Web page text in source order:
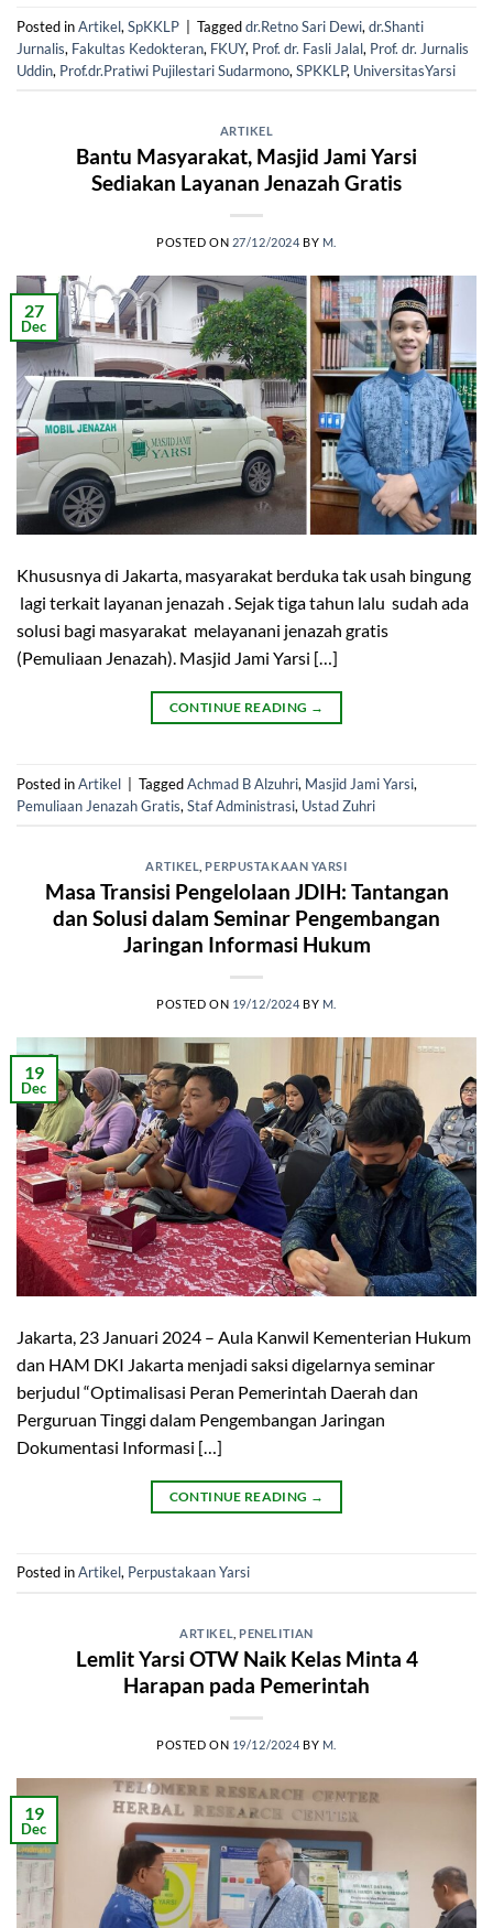
Posted inArtikel, SpKKLP Taggeddr.Retno Sari Dewi, dr.Shanti
Jurnalis, Fakultas Kedokteran, FKUY, Prof. dr. Fasli Jalal, Prof. dr. Jurnalis
Uddin, Prof.dr.Pratiwi Pujilestari Sudarmono, SPKKLP, UniversitasYarsi
ARTIKEL
Bantu Masyarakat, Masjid Jami Yarsi
Sediakan Layanan Jenazah Gratis
POSTED ON 27/12/2024 BY M.
27
Dec
Khususnya di Jakarta, masyarakat berduka tak usah bingung
lagi terkait layanan jenazah . Sejak tiga tahun lalu sudah ada
solusi bagi masyarakat melayanani jenazah gratis
(Pemuliaan Jenazah). Masjid Jami Yarsi […]
CONTINUE READING →
Posted inArtikel | TaggedAchmad B Alzuhri, Masjid Jami Yarsi,
Pemuliaan Jenazah Gratis, Staf Administrasi, Ustad Zuhri
ARTIKEL PERPUSTAKAAN YARSI
Masa Transisi Pengelolaan JDIH: Tantangan
dan Solusi dalam Seminar Pengembangan
Jaringan Informasi Hukum
POSTED ON 19/12/2024 BY M.
19
Dec
Jakarta, 23 Januari 2024 – Aula Kanwil Kementerian Hukum
dan HAM DKI Jakarta menjadi saksi digelarnya seminar
berjudul “Optimalisasi Peran Pemerintah Daerah dan
Perguruan Tinggi dalam Pengembangan Jaringan
Dokumentasi Informasi […]
CONTINUE READING →
Posted inArtikel, Perpustakaan Yarsi
ARTIKEL PENELITIAN
Lemlit Yarsi OTW Naik Kelas Minta 4
Harapan pada Pemerintah
POSTED ON 19/12/2024 BY M.
19
Dec